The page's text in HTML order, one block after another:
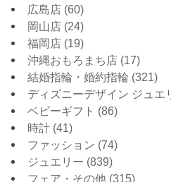
広島店 (60)
岡山店 (24)
福岡店 (19)
沖縄おもろまち店 (17)
結婚指輪・婚約指輪 (321)
ディズニーデザイン ジュエ
ベビーギフト (86)
時計 (41)
ファッション (74)
ジュエリー (839)
フェア・その他 (315)